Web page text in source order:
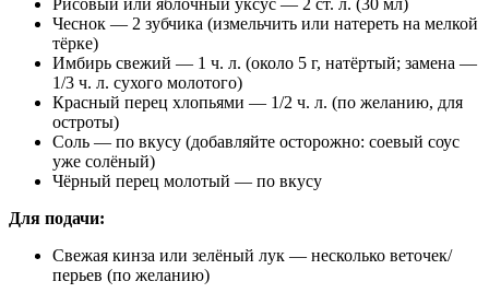
Рисовый или яблочный уксус — 2 ст. л. (30 мл)
Чеснок — 2 зубчика (измельчить или натереть на мелкой
тёрке)
Имбирь свежий — 1 ч. л. (около 5 г, натёртый; замена —
1/3 ч. л. сухого молотого)
Красный перец хлопьями — 1/2 ч. л. (по желанию, для
остроты)
Соль — по вкусу (добавляйте осторожно: соевый соус
уже солёный)
Чёрный перец молотый — по вкусу
Для подачи:
Свежая кинза или зелёный лук — несколько веточек/
перьев (по желанию)